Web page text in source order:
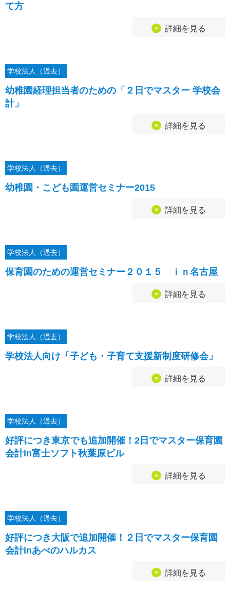
て方
詳細を見る
学校法人（過去）
幼稚園経理担当者のための「２日でマスター 学校会
計」
詳細を見る
学校法人（過去）
幼稚園・こども園運営セミナー2015
詳細を見る
学校法人（過去）
保育園のための運営セミナー２０１５ ｉｎ名古屋
詳細を見る
学校法人（過去）
学校法人向け「子ども・子育て支援新制度研修会」
詳細を見る
学校法人（過去）
好評につき東京でも追加開催！2日でマスター保育園
会計in富士ソフト秋葉原ビル
詳細を見る
学校法人（過去）
好評につき大阪で追加開催！２日でマスター保育園
会計inあべのハルカス
詳細を見る